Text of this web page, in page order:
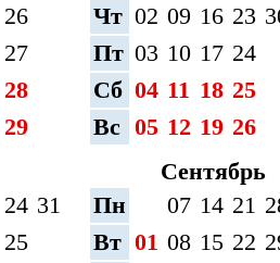
26
27
28
29
Чт 02 09 16 23
Пт 03 10 17 24
Сб 04 11 18 25
Вс 05 12 19 26
24 31
25
Сентябрь
Пн
07 14 21
Вт 01 08 15 22